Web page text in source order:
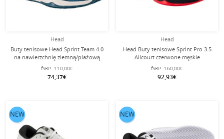
Head
Buty tenisowe Head Sprint Team 4.0
na nawierzchnię ziemną/plażową
teablau/creamweiss dla kobiet
fSRP: 110,00€
74,37€
Head
Head Buty tenisowe Sprint Pro 3.5
Allcourt czerwone męskie
fSRP: 160,00€
92,93€
NEW NEW